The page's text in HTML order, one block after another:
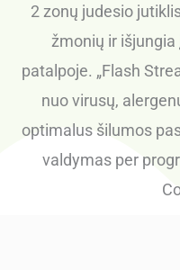
2 zonų judesio
žmonių ir
patalpoje. „Flash
nuo virusų,
optimalus šilumos
valdymas per